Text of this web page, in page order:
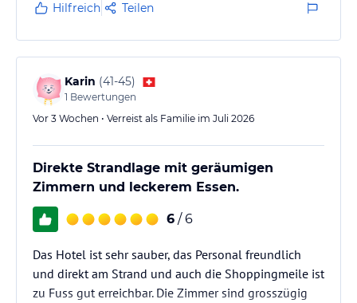
Hilfreich Teilen
Karin (41-45)
1 Bewertungen
Vor 3 Wochen • Verreist als Familie im Juli 2026
Direkte Strandlage mit geräumigen
Zimmern und leckerem Essen.
6 / 6
Das Hotel ist sehr sauber, das Personal freundlich
und direkt am Strand und auch die Shoppingmeile ist
zu Fuss gut erreichbar. Die Zimmer sind grosszügig